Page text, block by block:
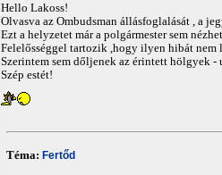
Hello Lakoss!
Olvasva az Ombudsman állásfoglalását , a
Ezt a helyzetet már a polgármester sem
Felelősséggel tartozik ,hogy ilyen hibát
Szerintem sem dőljenek az érintett hölgyek -
Szép estét!
Téma: Fertőd